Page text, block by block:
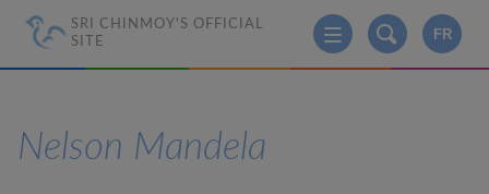
SRI CHINMOY'S OFFICIAL
SITE
FR
Nelson Mandela